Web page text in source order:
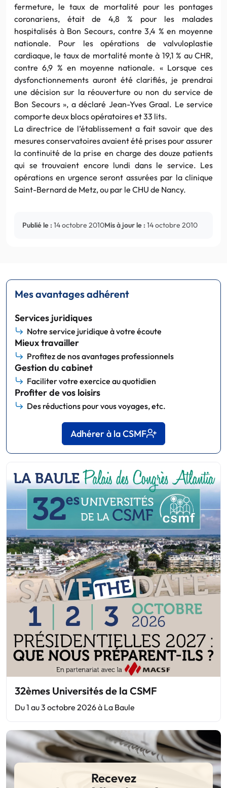
fermeture, le taux de mortalité pour les pontages
coronariens, était de 4,8 % pour les malades
hospitalisés à Bon Secours, contre 3,4 % en moyenne
nationale. Pour les opérations de valvuloplastie
cardiaque, le taux de mortalité monte à 19,1 % au CHR,
contre 6,9 % en moyenne nationale. « Lorsque ces
dysfonctionnements auront été clarifiés, je prendrai
une décision sur la réouverture ou non du service de
Bon Secours », a déclaré Jean-Yves Graal. Le service
comporte deux blocs opératoires et 33 lits.
La directrice de l’établissement a fait savoir que des
mesures conservatoires avaient été prises pour assurer
la continuité de la prise en charge des douze patients
qui se trouvaient encore lundi dans le service. Les
opérations en urgence seront assurées par la clinique
Saint-Bernard de Metz, ou par le CHU de Nancy.
Publié le : 14 octobre 2010Mis à jour le : 14 octobre 2010
Mes avantages adhérent
Services juridiques
Notre service juridique à votre écoute
Mieux travailler
Profitez de nos avantages professionnels
Gestion du cabinet
Faciliter votre exercice au quotidien
Profiter de vos loisirs
Des réductions pour vous voyages, etc.
Adhérer à la CSMF
32èmes Universités de la CSMF
Du 1 au 3 octobre 2026 à La Baule
Recevez